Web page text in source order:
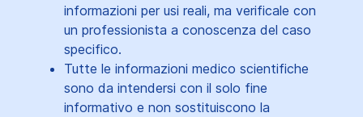
informazioni per usi reali, ma verificale con
un professionista a conoscenza del caso
specifico.
Tutte le informazioni medico scientifiche
sono da intendersi con il solo fine
informativo e non sostituiscono la